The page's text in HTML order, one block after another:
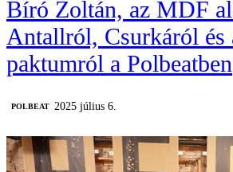
Bíró Zoltán, az MDF
Antallról, Csurkáról és
paktumról a Polbeatben
‎POLBEAT 2025 július 6.